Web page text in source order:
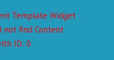
Template Widget
not find Content
ID: 0